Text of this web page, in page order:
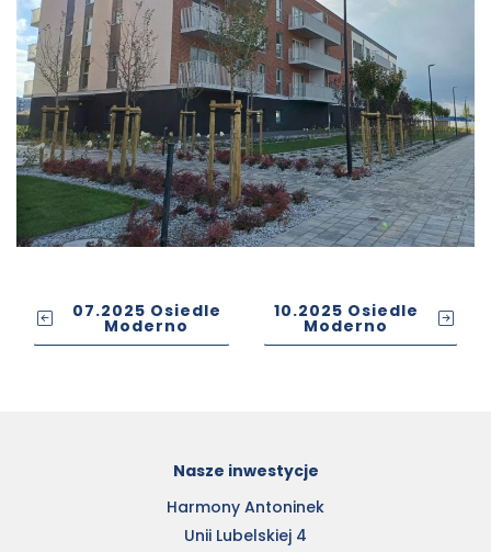
07.2025 Osiedle
Moderno
10.2025 Osiedle
Moderno
Nasze inwestycje
Harmony Antoninek
Unii Lubelskiej 4